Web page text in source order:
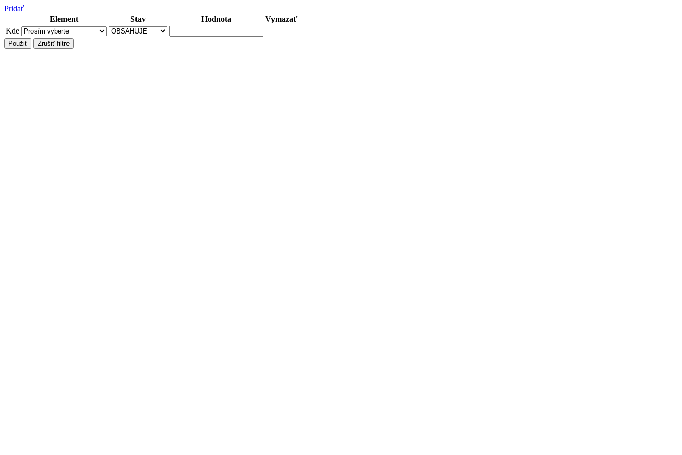
Pridať
Kde
Element Stav Hodnota Vymazať